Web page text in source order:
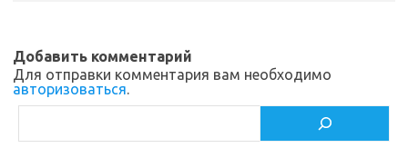
ik
i
ь
Добавить комментарий
Для отправки комментария вам необходимо
авторизоваться.